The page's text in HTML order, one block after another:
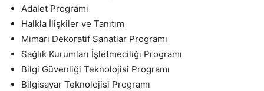
Adalet Programı
Halkla İlişkiler ve Tanıtım
Mimari Dekoratif Sanatlar Programı
Sağlık Kurumları İşletmeciliği Programı
Bilgi Güvenliği Teknolojisi Programı
Bilgisayar Teknolojisi Programı